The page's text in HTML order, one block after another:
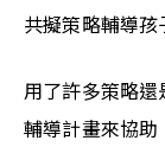
共擬策略輔導孩
用了許多策略
輔導計畫來協